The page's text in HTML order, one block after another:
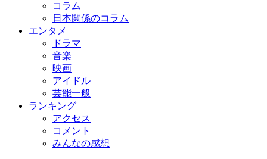
コラム
日本関係のコラム
エンタメ
ドラマ
音楽
映画
アイドル
芸能一般
ランキング
アクセス
コメント
みんなの感想